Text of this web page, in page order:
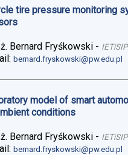
tire pressure monitoring
Bernard Fryśkowski - IETiSIP
bernard.fryskowski@pw.edu.pl
model of smart
conditions
Bernard Fryśkowski - IETiSIP
bernard.fryskowski@pw.edu.pl